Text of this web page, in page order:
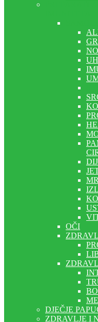
OČI
DJEČJE
ZDRAVLJE I